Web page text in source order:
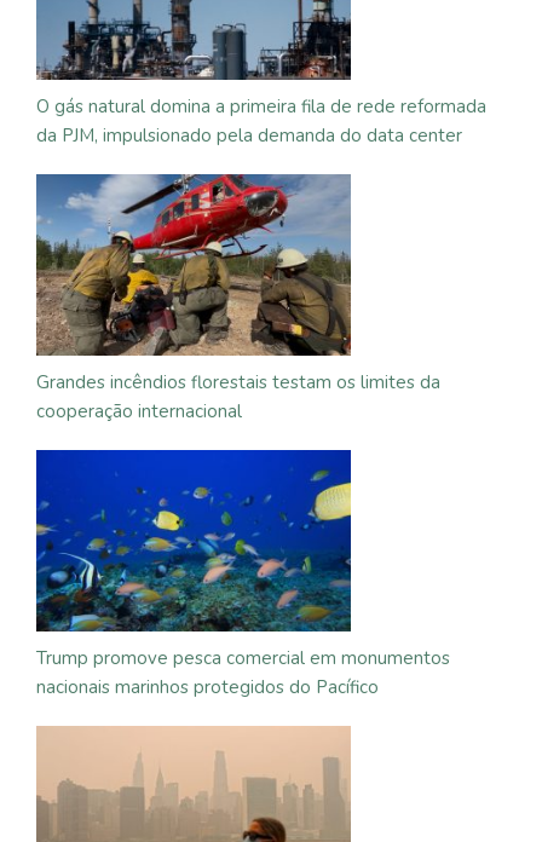
O gás natural domina a primeira fila de rede reformada
da PJM, impulsionado pela demanda do data center
Grandes incêndios florestais testam os limites da
cooperação internacional
Trump promove pesca comercial em monumentos
nacionais marinhos protegidos do Pacífico